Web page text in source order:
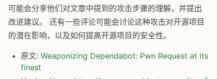
可能会分享他们对文章中提到的攻击步骤的理解，并提出
改进建议。 还有一些评论可能会讨论这种攻击对开源项目
的潜在影响，以及如何提高开源项目的安全性。
原文: Weaponizing Dependabot: Pwn Request at its
finest